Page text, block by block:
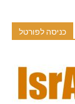
כניסה לפורטל